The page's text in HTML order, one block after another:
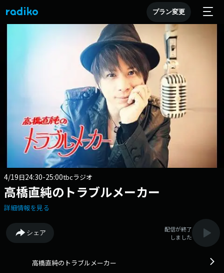
プラン変更
4/19日24:30-25:00tbcラジオ
高橋直純のトラブルメーカー
詳細情報を見る
シェア
配信が終了
しました
高橋直純のトラブルメーカー